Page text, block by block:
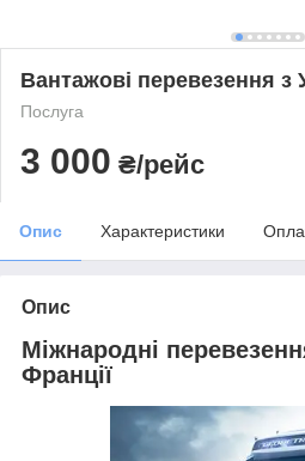
Вантажові перевезення з
Послуга
3 000 ₴/рейс
Опис Характеристики
Опис
Міжнародні
Франції